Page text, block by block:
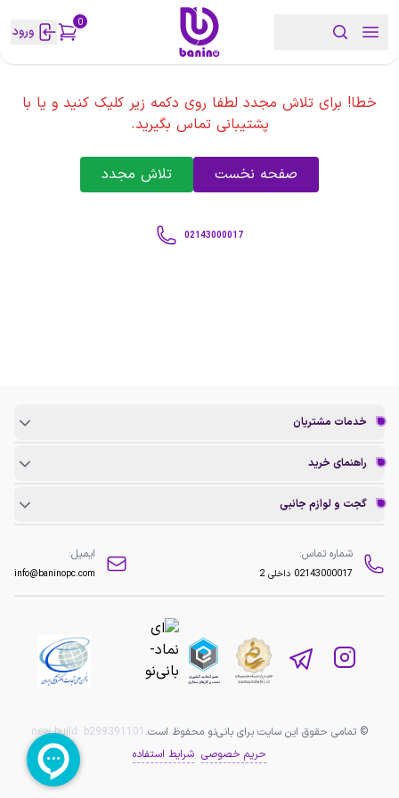
0 ورود
خطا! برای تلاش مجدد لطفا روی دکمه زیر کلیک کنید و یا با
پشتیبانی تماس بگیرید.
صفحه نخست تلاش مجدد
02143000017
خدمات مشتریان
راهنمای خرید
گجت و لوازم جانبی
شماره تماس:
02143000017 داخلی 2
ایمیل:
info@baninopc.com
© تمامی حقوق این سایت برای بانی‌نو محفوظ است. new build: b299391101
حریم خصوصی شرایط استفاده